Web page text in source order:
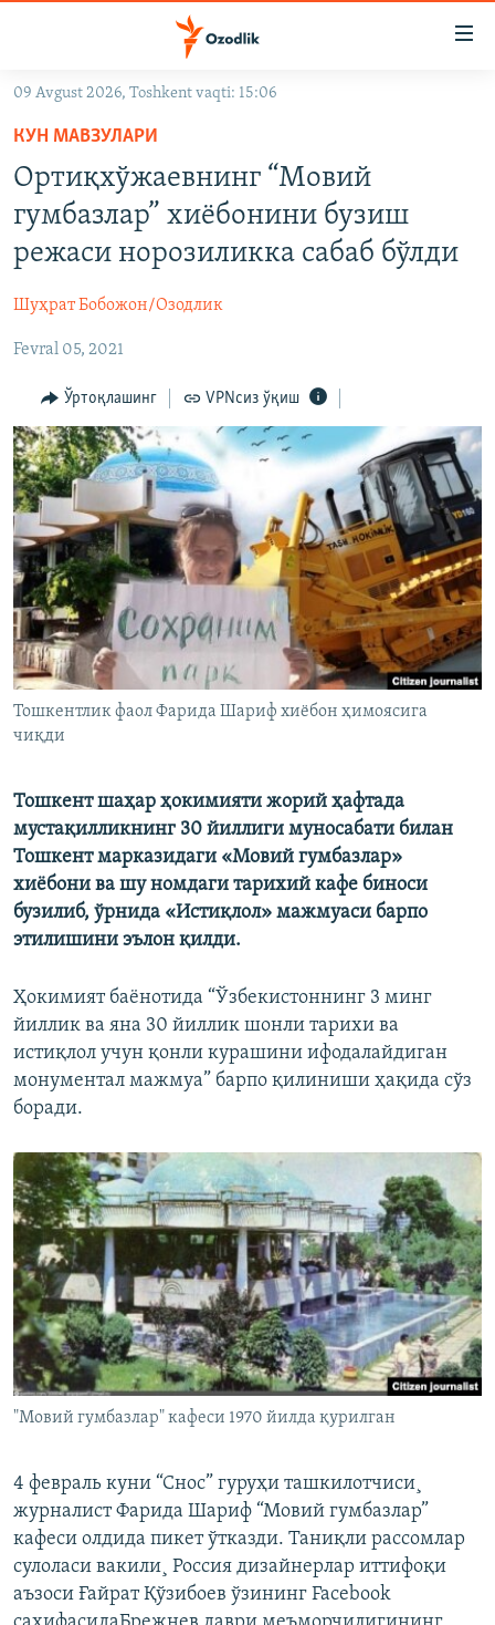
Асосий
навигацияга
ўтинг
Қидиришга
ўтинг
OZODARXIV
На русском
ИЖТИМОИЙ ТАРМОҚЛАР
Озодлик бошқа тилларда
09 Avgust 2026, Toshkent vaqti: 15:06
КУН МАВЗУЛАРИ
Ортиқхўжаевнинг “Мовий
гумбазлар” хиëбонини бузиш
режаси норозиликка сабаб бўлди
Шуҳрат Бобожон/Озодлик
Fevral 05, 2021
Ўртоқлашинг VPNсиз ўқиш
Тошкентлик фаол Фарида Шариф хиëбон ҳимоясига
чиқди
Тошкент шаҳар ҳокимияти жорий ҳафтада
мустақилликнинг 30 йиллиги муносабати билан
Тошкент марказидаги «Мовий гумбазлар»
хиёбони ва шу номдаги тарихий кафе биноси
бузилиб, ўрнида «Истиқлол» мажмуаси барпо
этилишини эълон қилди.
Ҳокимият баëнотида “Ўзбекистоннинг 3 минг
йиллик ва яна 30 йиллик шонли тарихи ва
истиқлол учун қонли курашини ифодалайдиган
монументал мажмуа” барпо қилиниши ҳақида сўз
боради.
"Мовий гумбазлар" кафеси 1970 йилда қурилган
4 февраль куни “Снос” гуруҳи ташкилотчиси¸
журналист Фарида Шариф “Мовий гумбазлар”
кафеси олдида пикет ўтказди. Таниқли рассомлар
сулоласи вакили¸ Россия дизайнерлар иттифоқи
аъзоси Ғайрат Қўзибоев ўзининг Facebook